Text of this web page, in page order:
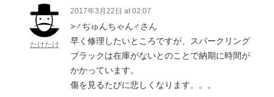
たけたけ
2017年3月22日 at 02:07
>♂ぢゅんちゃん♂さん
早く修理したいところですが、スパークリング
ブラックは在庫がないとのことで納期に時間が
かかっています。
傷を見るたびに悲しくなります。。。